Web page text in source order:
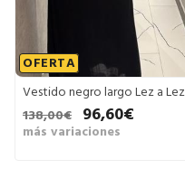
OFERTA
Vestido negro largo Lez a Lez
138,00€
96,60€
más variaciones